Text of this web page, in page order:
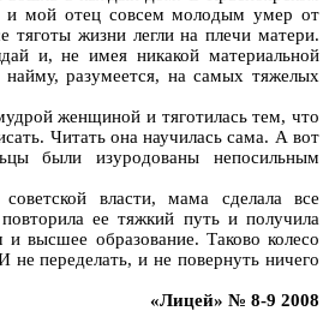
и мой отец совсем молодым умер от
тяготы жизни легли на плечи матери.
и, не имея никакой материальной
найму, разумеется, на самых тяжелых
женщиной и тяготилась тем, что
Читать она научилась сама. А вот
были изуродованы непосильным
власти, мама сделала все
ее тяжкий путь и получила
и высшее образование. Таково колесо
переделать, и не повернуть ничего
«Лицей» № 8-9 2008